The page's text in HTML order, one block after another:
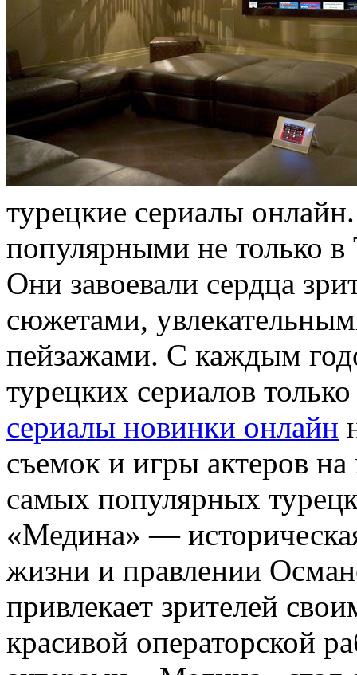
турeцкиe сeриaлы
популярными не только
Они завоевали сердца
сюжетами,
пейзажами. С каждым
турецких сериалов
сериалы новинки онлайн
съемок и игры актеров
самых популярных
«Медина» —
жизни и правлении
привлекает зрителей
красивой операторской